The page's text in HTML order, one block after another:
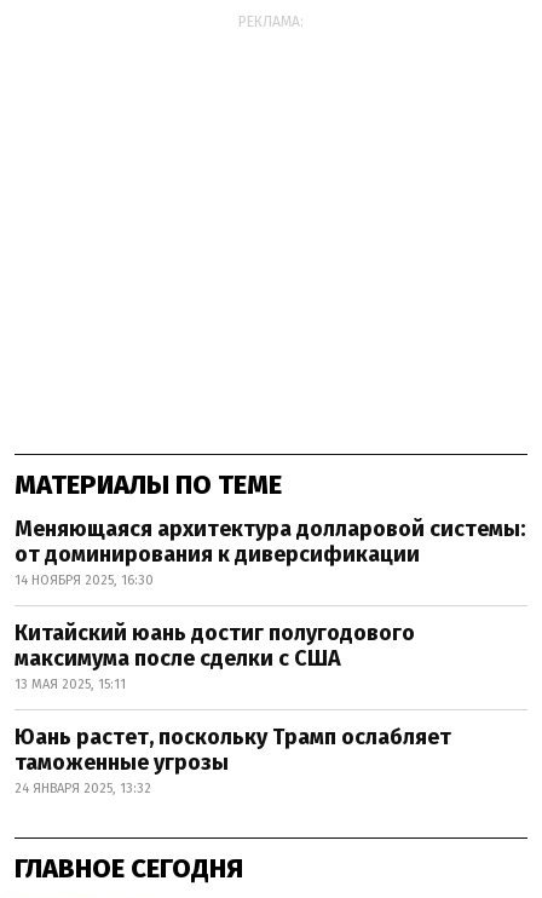
РЕКЛАМА:
МАТЕРИАЛЫ ПО ТЕМЕ
Меняющаяся архитектура долларовой системы:
от доминирования к диверсификации
14 НОЯБРЯ 2025, 16:30
Китайский юань достиг полугодового
максимума после сделки с США
13 МАЯ 2025, 15:11
Юань растет, поскольку Трамп ослабляет
таможенные угрозы
24 ЯНВАРЯ 2025, 13:32
ГЛАВНОЕ СЕГОДНЯ